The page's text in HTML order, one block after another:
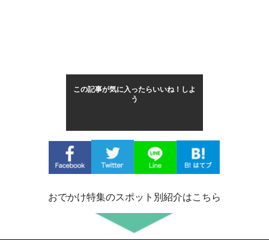
この記事が気に入ったらいいね！しよ
う
おでかけ特集のスポット別紹介はこちら